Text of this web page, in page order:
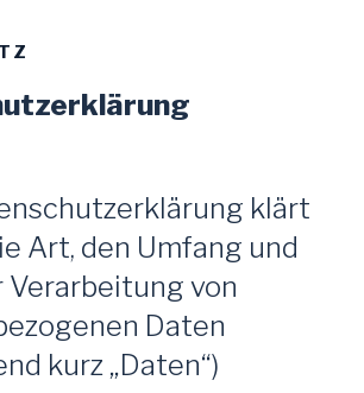
klärt
Art, den Umfang und
Verarbeitung von
Daten
kurz „Daten“)